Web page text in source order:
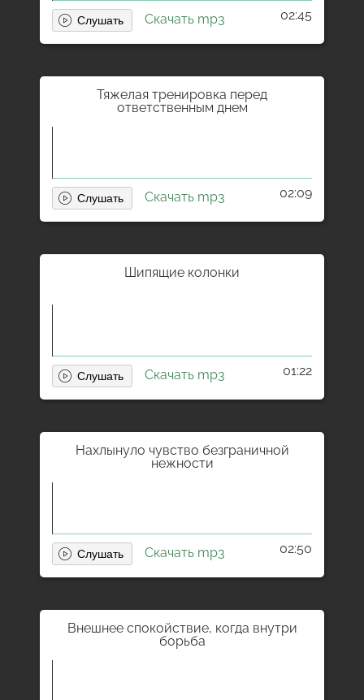
Скачать mp3 02:45
Тяжелая тренировка перед
ответственным днем
Скачать mp3 02:09
Шипящие колонки
Скачать mp3 01:22
Нахлынуло чувство безграничной
нежности
Скачать mp3 02:50
Внешнее спокойствие, когда внутри
борьба